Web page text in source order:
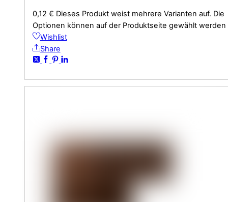
0,12 € Dieses Produkt weist mehrere Varianten auf. Die
Optionen können auf der Produktseite gewählt werden
Wishlist
Share